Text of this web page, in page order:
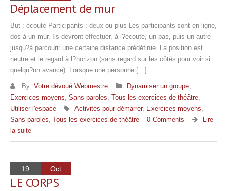
Déplacement de mur
But : écoute Participants : deux ou plus Les participants sont en ligne,
dos à un mur. Ils devront effectuer, à l?écoute, un pas, puis un autre
jusqu?à parcourir une certaine distance prédéfinie. La position est
neutre et le regard à l?horizon (sans regard sur les côtés pour voir si
quelqu?un avance). Lorsque une personne […]
By: Votre dévoué Webmestre Dynamiser un groupe,
Exercices moyens, Sans paroles, Tous les exercices de théâtre,
Utiliser l'espace
Activités pour démarrer, Exercices moyens,
Sans paroles, Tous les exercices de théâtre 0 Comments
Lire
la suite
19 Oct
LE CORPS